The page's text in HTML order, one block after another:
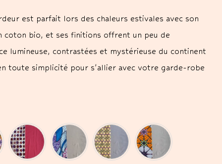
est parfait lors des chaleurs estivales avec son
coton bio, et ses finitions offrent un peu de
lumineuse, contrastées et mystérieuse du continent
toute simplicité pour s’allier avec votre garde-robe